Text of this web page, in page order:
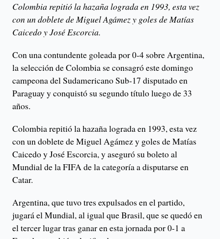
Colombia repitió la hazaña lograda en 1993, esta vez
con un doblete de Miguel Agámez y goles de Matías
Caicedo y José Escorcia.
Con una contundente goleada por 0-4 sobre Argentina,
la selección de Colombia se consagró este domingo
campeona del Sudamericano Sub-17 disputado en
Paraguay y conquistó su segundo título luego de 33
años.
Colombia repitió la hazaña lograda en 1993, esta vez
con un doblete de Miguel Agámez y goles de Matías
Caicedo y José Escorcia, y aseguró su boleto al
Mundial de la FIFA de la categoría a disputarse en
Catar.
Argentina, que tuvo tres expulsados en el partido,
jugará el Mundial, al igual que Brasil, que se quedó en
el tercer lugar tras ganar en esta jornada por 0-1 a